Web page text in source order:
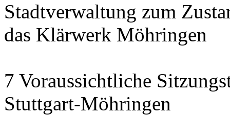
Stadtverwaltung zum
das Klärwerk Möhringen
7 Voraussichtliche
Stuttgart-Möhringen